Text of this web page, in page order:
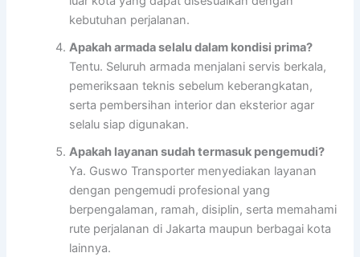
kebutuhan perjalanan.
Apakah armada selalu dalam kondisi prima?
Tentu. Seluruh armada menjalani servis berkala,
pemeriksaan teknis sebelum keberangkatan,
serta pembersihan interior dan eksterior agar
selalu siap digunakan.
Apakah layanan sudah termasuk pengemudi?
Ya. Guswo Transporter menyediakan layanan
dengan pengemudi profesional yang
berpengalaman, ramah, disiplin, serta memahami
rute perjalanan di Jakarta maupun berbagai kota
lainnya.